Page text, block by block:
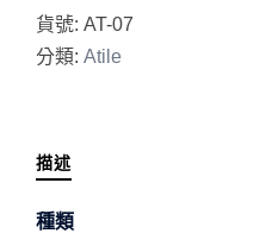
貨號: AT-07
分類: Atile
描述
種類